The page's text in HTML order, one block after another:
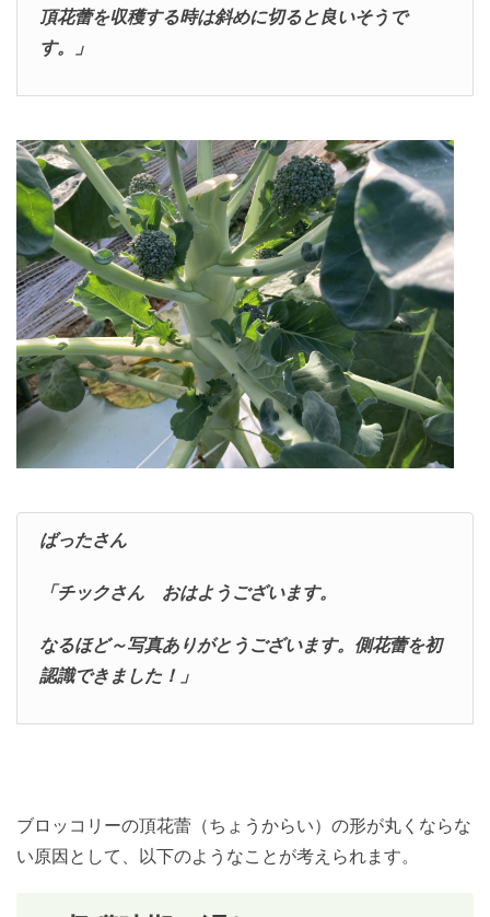
頂花蕾を収穫する時は斜めに切ると良いそうで
す。」
ばったさん
「チックさん おはようございます。
なるほど～写真ありがとうございます。側花蕾を初
認識できました！」
ブロッコリーの頂花蕾（ちょうからい）の形が丸くならな
い原因として、以下のようなことが考えられます。